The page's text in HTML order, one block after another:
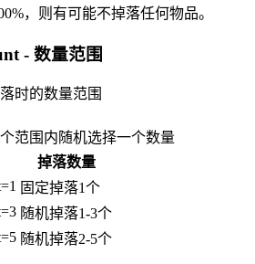
，则有可能不掉落任何物品。
- 数量范围
时的数量范围
范围内随机选择一个数量
掉落数量
固定掉落1个
随机掉落1-3个
随机掉落2-5个